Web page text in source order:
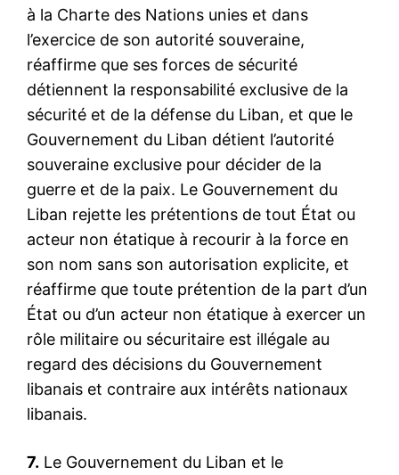
à la Charte des Nations unies et dans
l’exercice de son autorité souveraine,
réaffirme que ses forces de sécurité
détiennent la responsabilité exclusive de la
sécurité et de la défense du Liban, et que le
Gouvernement du Liban détient l’autorité
souveraine exclusive pour décider de la
guerre et de la paix. Le Gouvernement du
Liban rejette les prétentions de tout État ou
acteur non étatique à recourir à la force en
son nom sans son autorisation explicite, et
réaffirme que toute prétention de la part d’un
État ou d’un acteur non étatique à exercer un
rôle militaire ou sécuritaire est illégale au
regard des décisions du Gouvernement
libanais et contraire aux intérêts nationaux
libanais.
7. Le Gouvernement du Liban et le